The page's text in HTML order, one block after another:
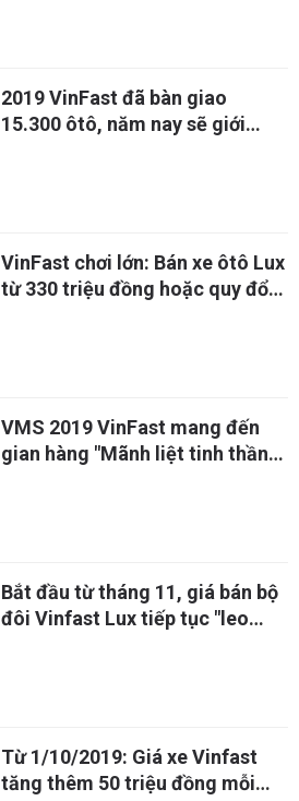
2019 VinFast đã bàn giao
15.300 ôtô, năm nay sẽ giới
VinFast chơi lớn: Bán xe ôtô Lux
từ 330 triệu đồng hoặc quy đổi
VMS 2019 VinFast mang đến
gian hàng "Mãnh liệt tinh thần
Bắt đầu từ tháng 11, giá bán bộ
đôi Vinfast Lux tiếp tục "leo
Từ 1/10/2019: Giá xe Vinfast
tăng thêm 50 triệu đồng mỗi